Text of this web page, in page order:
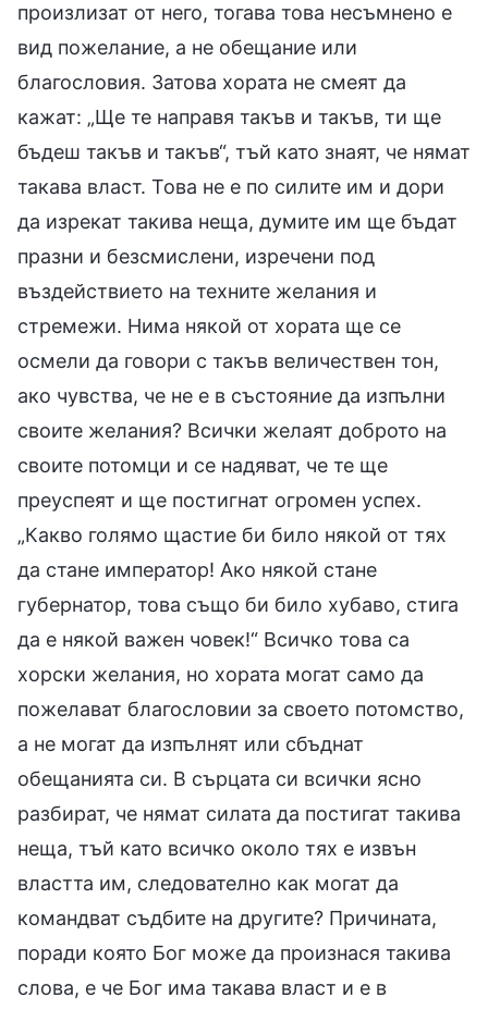
произлизат от него, тогава това несъмнено е
вид пожелание, а не обещание или
благословия. Затова хората не смеят да
кажат: „Ще те направя такъв и такъв, ти ще
бъдеш такъв и такъв“, тъй като знаят, че нямат
такава власт. Това не е по силите им и дори
да изрекат такива неща, думите им ще бъдат
празни и безсмислени, изречени под
въздействието на техните желания и
стремежи. Нима някой от хората ще се
осмели да говори с такъв величествен тон,
ако чувства, че не е в състояние да изпълни
своите желания? Всички желаят доброто на
своите потомци и се надяват, че те ще
преуспеят и ще постигнат огромен успех.
„Какво голямо щастие би било някой от тях
да стане император! Ако някой стане
губернатор, това също би било хубаво, стига
да е някой важен човек!“ Всичко това са
хорски желания, но хората могат само да
пожелават благословии за своето потомство,
а не могат да изпълнят или сбъднат
обещанията си. В сърцата си всички ясно
разбират, че нямат силата да постигат такива
неща, тъй като всичко около тях е извън
властта им, следователно как могат да
командват съдбите на другите? Причината,
поради която Бог може да произнася такива
слова, е че Бог има такава власт и е в